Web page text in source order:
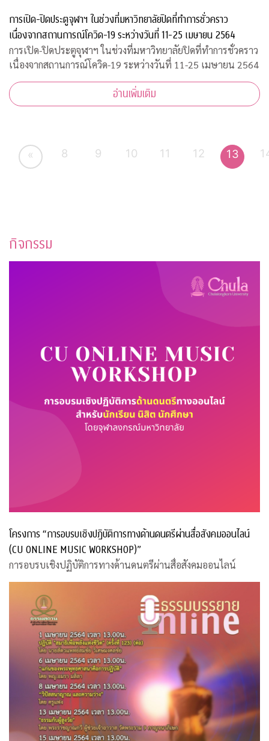
การเปิด-ปิดประตูจุฬาฯ ในช่วงที่มหาวิทยาลัยปิดที่ทำการชั่วคราว
เนื่องจากสถานการณ์โควิด-19 ระหว่างวันที่ 11-25 เมษายน 2564
การเปิด-ปิดประตูจุฬาฯ ในช่วงที่มหาวิทยาลัยปิดที่ทำการชั่วคราว
เนื่องจากสถานการณ์โควิด-19 ระหว่างวันที่ 11-25 เมษายน 2564
อ่านเพิ่มเติม
« 8 9 10 11 12 13
กิจกรรม
โครงการ “การอบรบเชิงปฏิบัติการทางด้านดนตรีผ่านสื่อสังคมออนไลน์
(CU ONLINE MUSIC WORKSHOP)”
การอบรบเชิงปฏิบัติการทางด้านดนตรีผ่านสื่อสังคมออนไลน์